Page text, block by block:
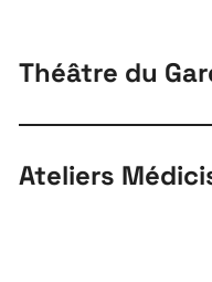
Théâtre du
Ateliers